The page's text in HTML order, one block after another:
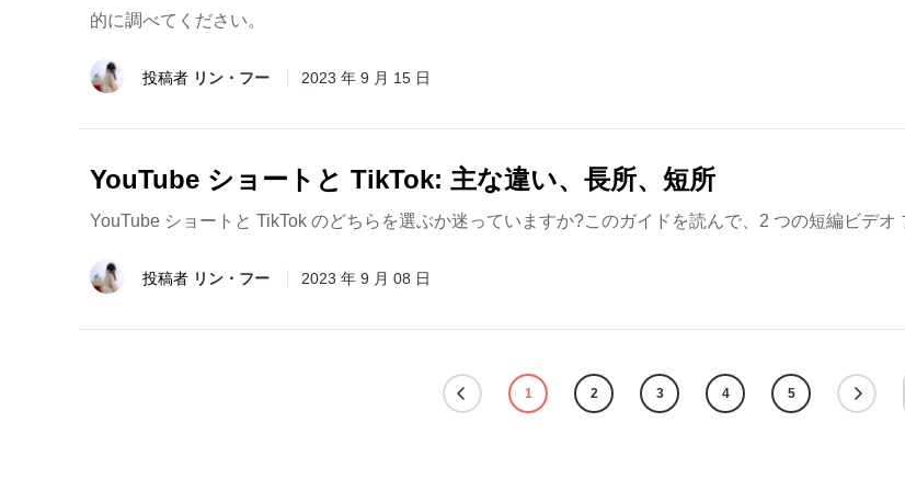
的に調べてください。
投稿者 リン・フー 2023 年 9 月 15 日
YouTube ショートと TikTok: 主な違い、長所、短所
YouTube ショートと TikTok のどちらを選ぶか迷っていますか?このガイドを読んで、2 つの短編ビデ
投稿者 リン・フー 2023 年 9 月 08 日
1 2 3 4 5